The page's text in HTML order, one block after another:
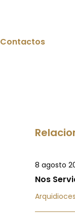
Contactos
8 agosto
Nos